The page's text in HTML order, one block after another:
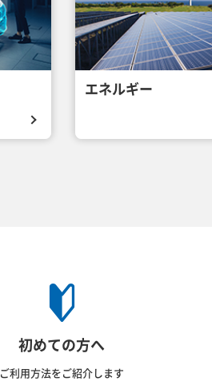
エネルギー
初めての方へ
ご利用方法をご紹介します